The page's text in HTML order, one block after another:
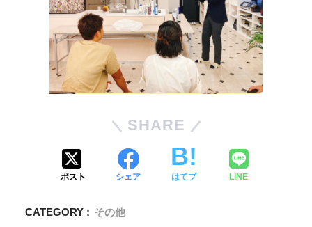
SHARE
ポスト シェア はてブ LINE
CATEGORY : その他